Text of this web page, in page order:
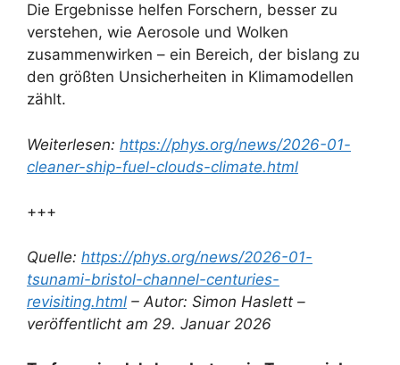
Die Ergebnisse helfen Forschern, besser zu
verstehen, wie Aerosole und Wolken
zusammenwirken – ein Bereich, der bislang zu
den größten Unsicherheiten in Klimamodellen
zählt.
Weiterlesen: https://phys.org/news/2026-01-
cleaner-ship-fuel-clouds-climate.html
+++
Quelle: https://phys.org/news/2026-01-
tsunami-bristol-channel-centuries-
revisiting.html – Autor: Simon Haslett –
veröffentlicht am 29. Januar 2026